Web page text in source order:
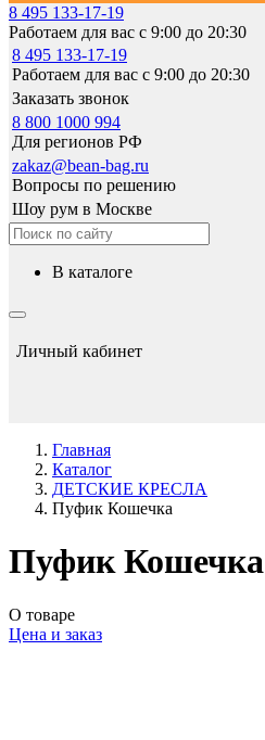
8 495 133-17-19
Работаем для вас с 9:00 до 20:30
8 495 133-17-19
Работаем для вас с 9:00 до 20:30
Заказать звонок
8 800 1000 994
Для регионов РФ
zakaz@bean-bag.ru
Вопросы по решению
Шоу рум в Москве
в каталоге
Личный кабинет
Главная
Каталог
ДЕТСКИЕ КРЕСЛА
Пуфик Кошечка
Пуфик Кошечка
О товаре
Цена и заказ